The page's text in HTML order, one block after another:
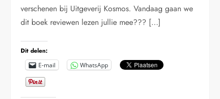
verschenen bij Uitgeverij Kosmos. Vandaag gaan we
dit boek reviewen lezen jullie mee??? […]
Dit delen:
E-mail WhatsApp